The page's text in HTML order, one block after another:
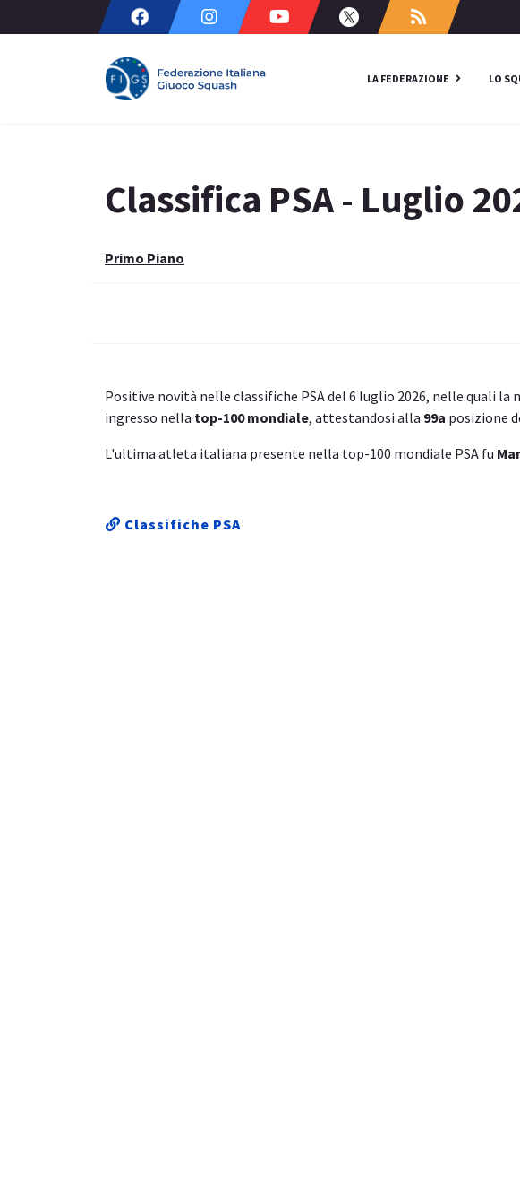
LA FEDERAZIONE LO
Classifica PSA - Luglio
Primo Piano
Positive novità nelle classifiche PSA del 6 luglio 2026, nelle quali la
ingresso nella top-100 mondiale, attestandosi alla 99a posizione
L'ultima atleta italiana presente nella top-100 mondiale PSA fu
Classifiche PSA